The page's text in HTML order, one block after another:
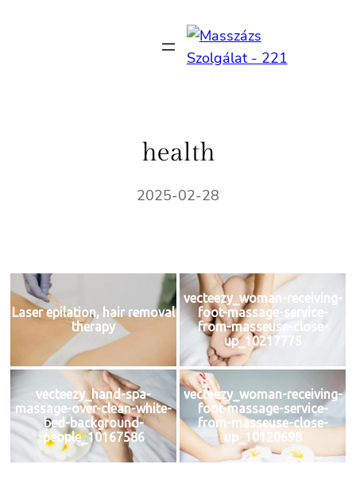
health
2025-02-28
Laser epilation, hair removal
therapy
vecteezy_woman-receiving-
foot-massage-service-
from-masseuse-close-
up_10217775
vecteezy_hand-spa-
massage-over-clean-white-
bed-background-
people_10167586
vecteezy_woman-receiving-
foot-massage-service-
from-masseuse-close-
up_10120698